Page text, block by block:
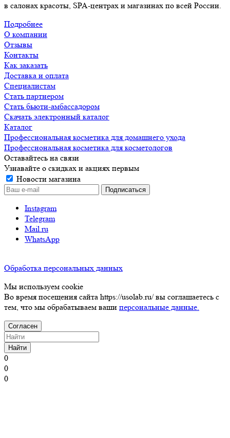
в салонах красоты, SPA-центрах и магазинах по всей России.
Подробнее
О компании
Отзывы
Контакты
Как заказать
Доставка и оплата
Специалистам
Стать партнером
Стать бьюти-амбассадором
Скачать электронный каталог
Каталог
Профессиональная косметика для домашнего ухода
Профессиональная косметика для косметологов
Оставайтесь на связи
Узнавайте о скидках и акциях первым
Новости магазина
Instagram
Telegram
Mail.ru
WhatsApp
Обработка персональных данных
Мы используем cookie
Во время посещения сайта https://usolab.ru/ вы соглашаетесь с
тем, что мы обрабатываем ваши персональные данные.
Согласен
Найти
0
0
0